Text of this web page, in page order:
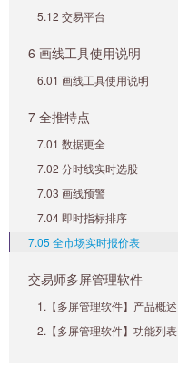
5.12 交易平台
6 画线工具使用说明
6.01 画线工具使用说明
7 全推特点
7.01 数据更全
7.02 分时线实时选股
7.03 画线预警
7.04 即时指标排序
7.05 全市场实时报价表
交易师多屏管理软件
1.【多屏管理软件】产品概述
2.【多屏管理软件】功能列表